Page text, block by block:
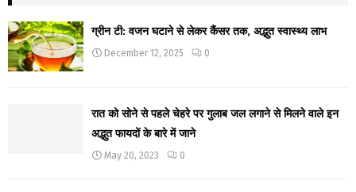
ग्रीन टी: वजन घटाने से लेकर कैंसर तक, अद्भुत स्वास्थ्य लाभ
December 12, 2025 0
रात को सोने से पहले चेहरे पर गुलाब जल लगाने से मिलने वाले इन
अद्भुत फायदों के बारे में जाने
May 20, 2023 0